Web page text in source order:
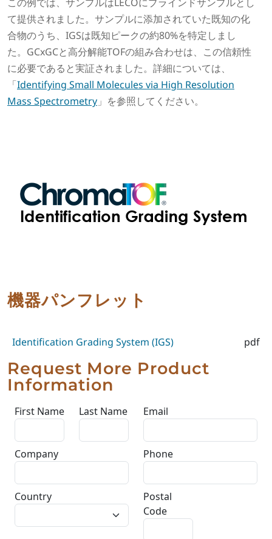
て提供されました。サンプルに添加されていた既知の化
合物のうち、IGSは既知ピークの約80%を特定しまし
た。GCxGCと高分解能TOFの組み合わせは、この信頼性
に必要であると実証されました。詳細については、
「Identifying Small Molecules via High Resolution
Mass Spectrometry 」を参照してください。
機器パンフレット
Identification Grading System (IGS) pdf
Request More Product
Information